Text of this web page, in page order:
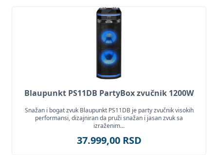
Blaupunkt PS11DB PartyBox zvučnik 1200W
Snažan i bogat zvuk Blaupunkt PS11DB je party zvučnik visokih
performansi, dizajniran da pruži snažan i jasan zvuk sa
izraženim...
37.999,00 RSD